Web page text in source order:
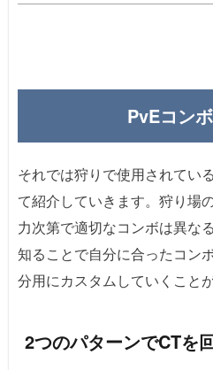
PvEコン
それでは狩りで使用されてい
て紹介していきます。狩り場
力次第で適切なコンボは異な
知ることで自分に合ったコン
分用にカスタムしていくこと
2つのパターンでCTを